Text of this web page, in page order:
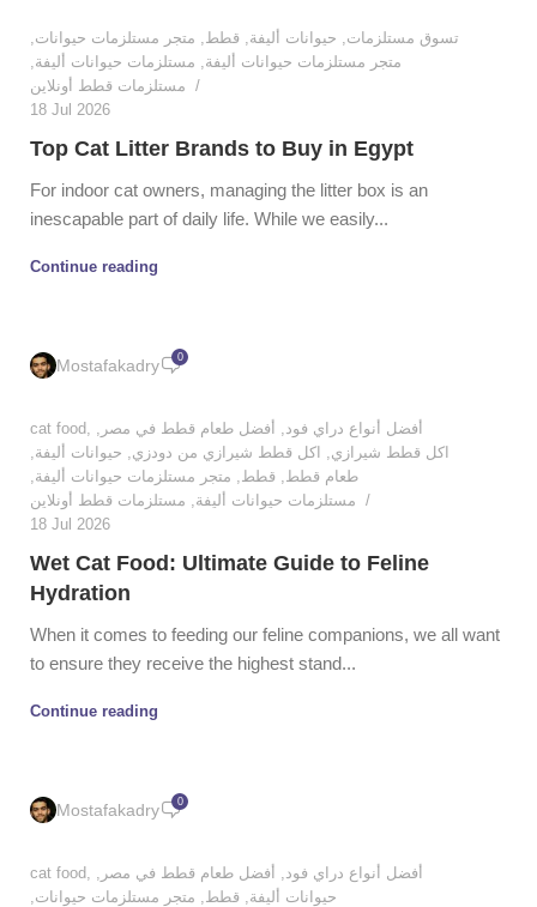
تسوق مستلزمات, حيوانات أليفة, قطط, متجر مستلزمات حيوانات,
متجر مستلزمات حيوانات أليفة, مستلزمات حيوانات أليفة,
مستلزمات قطط أونلاين
18 Jul 2026
Top Cat Litter Brands to Buy in Egypt
For indoor cat owners, managing the litter box is an
inescapable part of daily life. While we easily...
Continue reading
Mostafakadry 0
cat food, أفضل أنواع دراي فود, أفضل طعام قطط في مصر ,
اكل قطط شيرازي, اكل قطط شيرازي من دودزي, حيوانات أليفة,
طعام قطط, قطط, متجر مستلزمات حيوانات أليفة,
مستلزمات حيوانات أليفة, مستلزمات قطط أونلاين
18 Jul 2026
Wet Cat Food: Ultimate Guide to Feline
Hydration
When it comes to feeding our feline companions, we all want
to ensure they receive the highest stand...
Continue reading
Mostafakadry 0
cat food, أفضل أنواع دراي فود, أفضل طعام قطط في مصر ,
حيوانات أليفة, قطط, متجر مستلزمات حيوانات,